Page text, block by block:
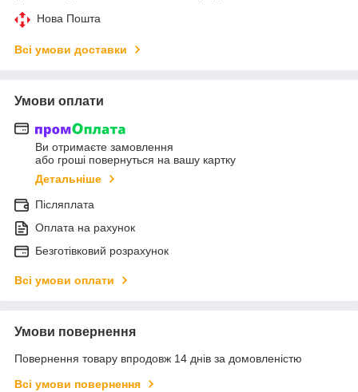
Нова Пошта
Всі умови доставки
Умови оплати
Ви отримаєте замовлення
або гроші повернуться на вашу картку
Детальніше
Післяплата
Оплата на рахунок
Безготівковий розрахунок
Всі умови оплати
Умови повернення
Повернення товару впродовж 14 днів за домовленістю
Всі умови повернення